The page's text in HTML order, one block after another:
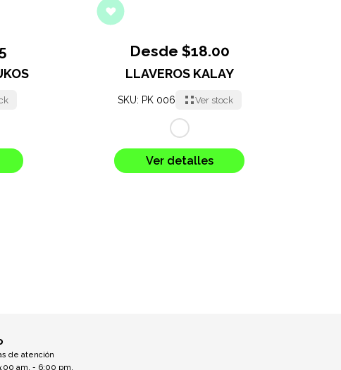
Desde $18.00
LLAVEROS KALAY
SKU: PK 006 Ver stock
Ver detalles
de atención
am. - 6:00 pm.